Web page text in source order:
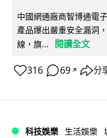
中國網通廠商智博通電
產品爆出嚴重安全漏洞
線，旗...
閱讀全文
316 69 ↗ 分
科技娛樂 生活娛樂